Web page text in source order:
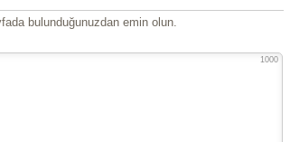
bulunduğunuzdan emin olun.
1000